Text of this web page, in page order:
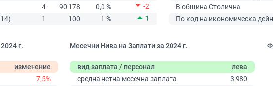
4 90 178 0,0 %
-2
1 100 1 % 1
В община Столична
По код на икономическа
г.
изменение
-7,5%
Месечни Нива на Заплати за 2024 г.
вид заплата / персонал
лева
средна нетна месечна заплата
3 980